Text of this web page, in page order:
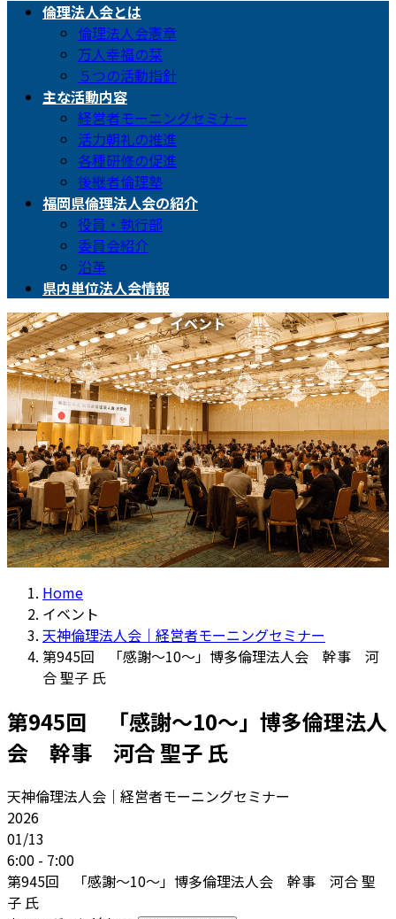
倫理法人会とは
倫理法人会憲章
万人幸福の栞
５つの活動指針
主な活動内容
経営者モーニングセミナー
活力朝礼の推進
各種研修の促進
後継者倫理塾
福岡県倫理法人会の紹介
役員・執行部
委員会紹介
沿革
県内単位法人会情報
イベント
Home
イベント
天神倫理法人会｜経営者モーニングセミナー
第945回 「感謝～10～」博多倫理法人会 幹事 河
合 聖子 氏
第945回 「感謝～10～」博多倫理法人
会 幹事 河合 聖子 氏
天神倫理法人会｜経営者モーニングセミナー
2026
01/13
6:00 - 7:00
第945回 「感謝～10～」博多倫理法人会 幹事 河合 聖
子 氏